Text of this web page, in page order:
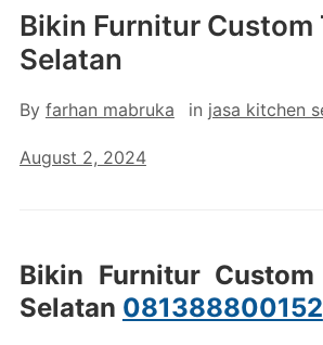
Bikin Furnitur Custom
Selatan
By farhan mabruka in jasa kitchen
August 2, 2024
Bikin Furnitur Custom
Selatan 081388800152